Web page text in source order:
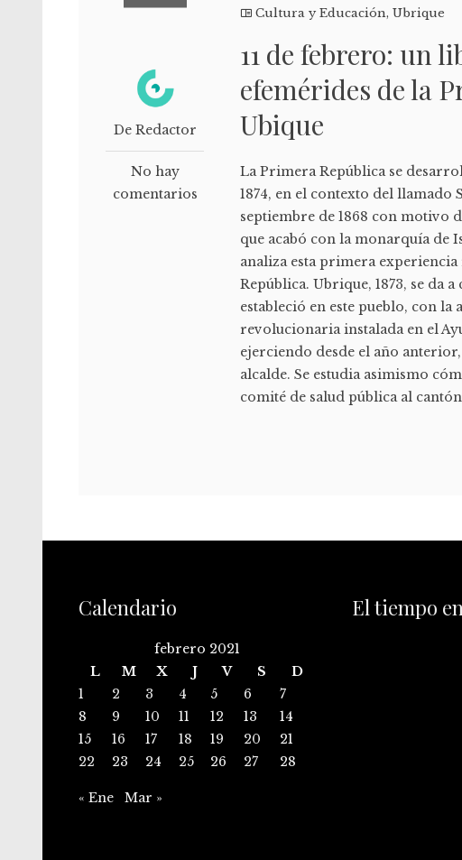
De Redactor
No hay
comentarios
Cultura y Educación,Ubrique
11 de febrero: un
efemérides de la
Ubique
La Primera República se
1874, en el contexto del
septiembre de 1868 con motivo
que acabó con la monarquía de
analiza esta primera
República. Ubrique, 1873, se da
estableció en este pueblo, con
revolucionaria instalada en el
ejerciendo desde el año
alcalde. Se estudia asimismo
comité de salud pública al
Calendario
febrero 2021
L
M X J V S
D
1
2 3 4 5 6
7
8
9 10 11 12 13
14
15
16 17 18 19 20
21
22
23 24 25 26 27 28
« Ene Mar »
El tiempo